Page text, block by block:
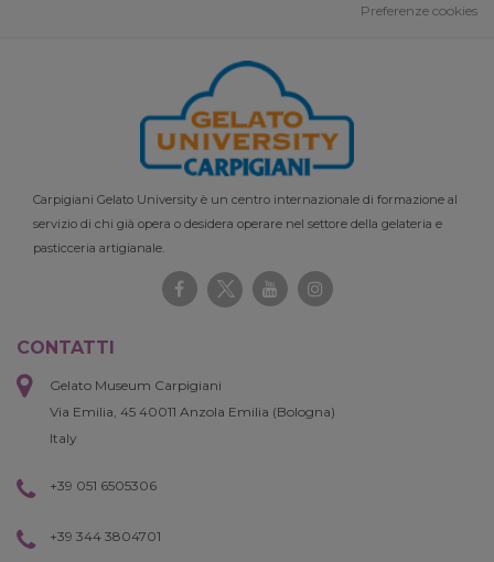
Preferenze cookies
Carpigiani Gelato University è un centro internazionale di formazione al
servizio di chi già opera o desidera operare nel settore della gelateria e
pasticceria artigianale.
CONTATTI
Gelato Museum Carpigiani
Via Emilia, 45 40011 Anzola Emilia (Bologna)
Italy
+39 051 6505306
+39 344 3804701